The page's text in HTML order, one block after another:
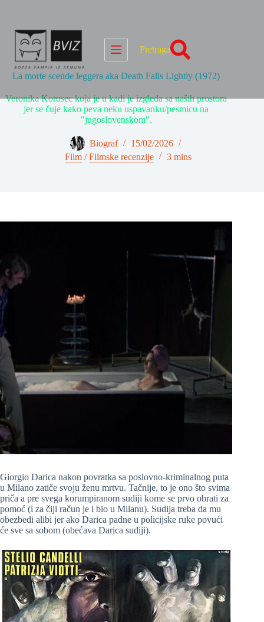
Pretraga
La morte scende leggera aka Death Falls Lightly (1972)
Veronika Korosec koja je u kadi je izgleda sa naših prostora
jer se čuje kako peva neku uspavanku/pesmicu na
"jugoslovenskom".
Biograf
15/02/2026
Film/Filmske recenzije 3 mins
Giorgio Darica nakon povratka sa poslovno-kriminalnog puta
u Milano zatiče svoju ženu mrtvu. Tačnije, to je ono što svima
priča a pre svega korumpiranom sudiji kome se prvo obrati za
pomoć (i za čiji račun je i bio u Milanu). Sudija treba da mu
obezbedi alibi jer ako Darica padne u policijske ruke povući
će sve sa sobom (obećava Darica sudiji).